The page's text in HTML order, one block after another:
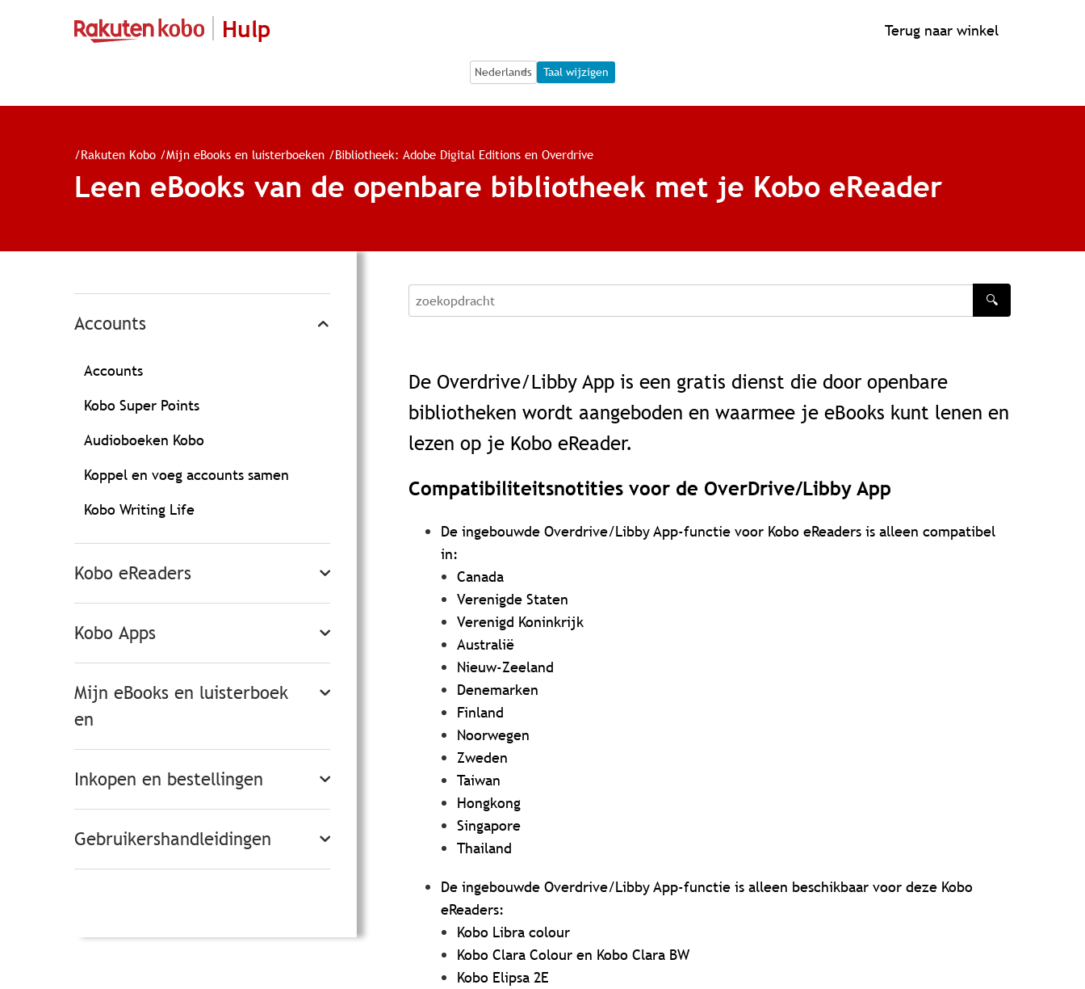
Hulp Terug naar winkel
Language Selection
Language Selection
Taal wijzigen
/Rakuten Kobo /Mijn eBooks en luisterboeken /Bibliotheek: Adobe Digital Editions en Overdrive
Leen eBooks van de openbare bibliotheek met je Kobo eReader
Accounts
Accounts
Kobo Super Points
Audioboeken Kobo
Koppel en voeg accounts samen
Kobo Writing Life
Kobo eReaders
Kobo Apps
Mijn eBooks en luisterboek
en
Inkopen en bestellingen
Gebruikershandleidingen
zoekopdracht
🔍
De Overdrive/Libby App is een gratis dienst die door openbare
bibliotheken wordt aangeboden en waarmee je eBooks kunt lenen en
lezen op je Kobo eReader.
Compatibiliteitsnotities voor de OverDrive/Libby App
De ingebouwde Overdrive/Libby App-functie voor Kobo eReaders is alleen compatibel
in:
Canada
Verenigde Staten
Verenigd Koninkrijk
Australië
Nieuw-Zeeland
Denemarken
Finland
Noorwegen
Zweden
Taiwan
Hongkong
Singapore
Thailand
De ingebouwde Overdrive/Libby App-functie is alleen beschikbaar voor deze Kobo
eReaders:
Kobo Libra colour
Kobo Clara Colour en Kobo Clara BW
Kobo Elipsa 2E